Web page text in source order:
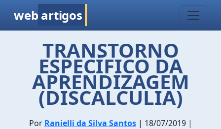
web artigos
TRANSTORNO
ESPECÍFICO DA
APRENDIZAGEM
(DISCALCULIA)
Por Ranielli da Silva Santos| 18/07/2019 |